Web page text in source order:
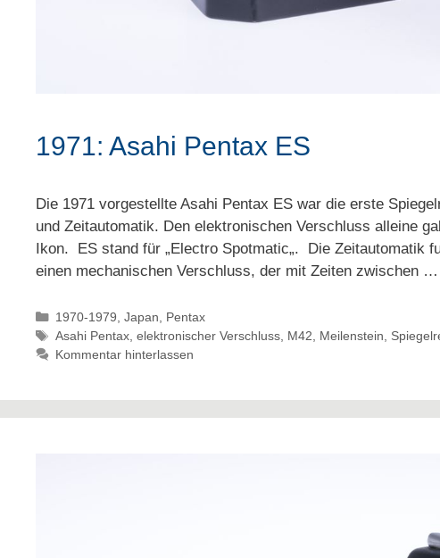
1971: Asahi Pentax ES
Die 1971 vorgestellte Asahi Pentax ES war die erste
und Zeitautomatik. Den elektronischen Verschluss alleine
Ikon. ES stand für „Electro Spotmatic„. Die Zeitautomatik
einen mechanischen Verschluss, der mit Zeiten zwischen …
Kategorien
1970-1979 Japan
Pentax
Schlagwörter
Asahi Pentax, elektronischer Verschluss, M42 Meilenstein
Kommentar hinterlassen